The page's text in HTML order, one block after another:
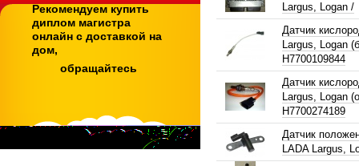
Largus, Logan /
Датчик
Largus, Logan
H7700109844
Датчик
Largus, Logan
H7700274189
Датчик
LADA Largus,
Рекомендуем купить
диплом магистра
онлайн с доставкой на
дом,
обращайтесь